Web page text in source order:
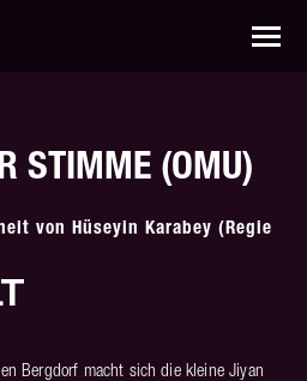
STIMME (OMU)
von Hüseyin Karabey (Regie
Bergdorf macht sich die kleine Jiyan